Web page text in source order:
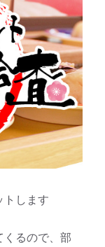
トします
くるので、部